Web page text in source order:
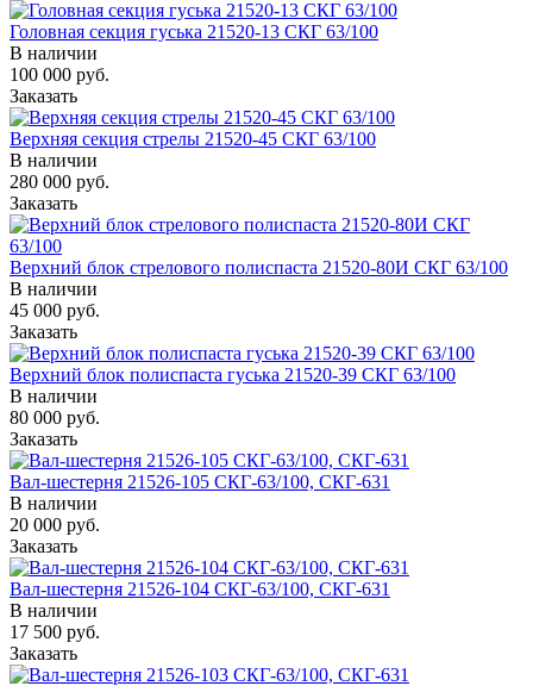
Головная секция гуська 21520-13 СКГ 63/100
В наличии
100 000 руб.
Заказать
Верхняя секция стрелы 21520-45 СКГ 63/100
В наличии
280 000 руб.
Заказать
Верхний блок стрелового полиспаста 21520-80И СКГ 63/100
В наличии
45 000 руб.
Заказать
Верхний блок полиспаста гуська 21520-39 СКГ 63/100
В наличии
80 000 руб.
Заказать
Вал-шестерня 21526-105 СКГ-63/100, СКГ-631
В наличии
20 000 руб.
Заказать
Вал-шестерня 21526-104 СКГ-63/100, СКГ-631
В наличии
17 500 руб.
Заказать